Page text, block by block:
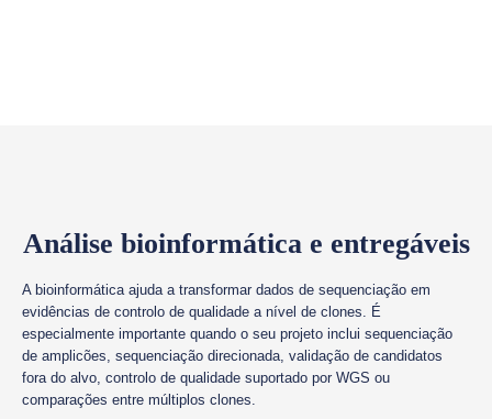
Análise bioinformática e entregáveis
A bioinformática ajuda a transformar dados de sequenciação em
evidências de controlo de qualidade a nível de clones. É
especialmente importante quando o seu projeto inclui sequenciação
de amplicões, sequenciação direcionada, validação de candidatos
fora do alvo, controlo de qualidade suportado por WGS ou
comparações entre múltiplos clones.